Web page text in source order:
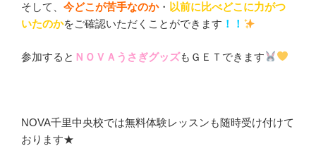
そして、 今どこが苦手なのか・ 以前に比べどこに力がつ
いたのかをご確認いただくことができます ！！
参加すると ＮＯＶＡうさぎグッズもＧＥＴできます
NOVA千里中央校では無料体験レッスンも随時受け付けて
おります★